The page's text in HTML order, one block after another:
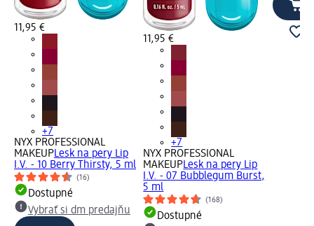
11,95 €
+7
NYX PROFESSIONAL
MAKEUPLesk na pery Lip
I.V. - 10 Berry Thirsty, 5 ml
(16)
Dostupné
Vybrať si dm predajňu
11,95 €
+7
NYX PROFESSIONAL
MAKEUPLesk na pery Lip
I.V. - 07 Bubblegum Burst,
5 ml
(168)
Dostupné